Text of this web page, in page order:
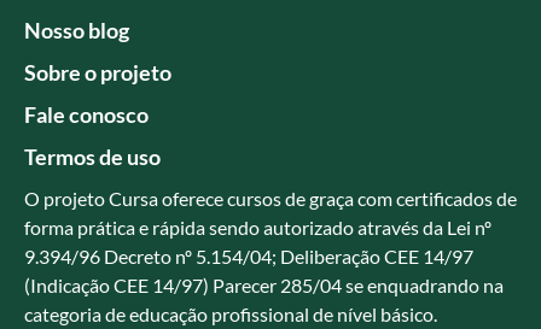
Nosso blog
Sobre o projeto
Fale conosco
Termos de uso
O projeto Cursa oferece cursos de graça com certificados de
forma prática e rápida sendo autorizado através da Lei nº
9.394/96 Decreto nº 5.154/04; Deliberação CEE 14/97
(Indicação CEE 14/97) Parecer 285/04 se enquadrando na
categoria de educação profissional de nível básico.